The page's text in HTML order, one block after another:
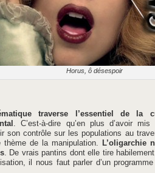
Horus, ô désespoir
traverse l’essentiel de la
. C’est-à-dire qu’en plus d’avoir
son contrôle sur les populations au
de la manipulation.
L’oligarchie
. De vrais pantins dont elle tire
il nous faut parler d’un